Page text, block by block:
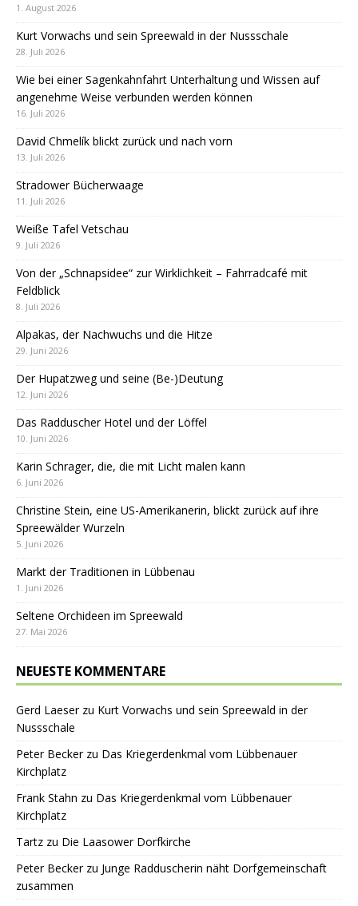
1. August 2026
Kurt Vorwachs und sein Spreewald in der Nussschale
28. Juli 2026
Wie bei einer Sagenkahnfahrt Unterhaltung und Wissen auf
angenehme Weise verbunden werden können
16. Juli 2026
David Chmelík blickt zurück und nach vorn
13. Juli 2026
Stradower Bücherwaage
11. Juli 2026
Weiße Tafel Vetschau
9. Juli 2026
Von der „Schnapsidee“ zur Wirklichkeit – Fahrradcafé mit
Feldblick
8. Juli 2026
Alpakas, der Nachwuchs und die Hitze
29. Juni 2026
Der Hupatzweg und seine (Be-)Deutung
12. Juni 2026
Das Radduscher Hotel und der Löffel
10. Juni 2026
Karin Schrager, die, die mit Licht malen kann
6. Juni 2026
Christine Stein, eine US-Amerikanerin, blickt zurück auf ihre
Spreewälder Wurzeln
5. Juni 2026
Markt der Traditionen in Lübbenau
1. Juni 2026
Seltene Orchideen im Spreewald
27. Mai 2026
NEUESTE KOMMENTARE
Gerd Laeserzu Kurt Vorwachs und sein Spreewald in der
Nussschale
Peter Beckerzu Das Kriegerdenkmal vom Lübbenauer
Kirchplatz
Frank Stahn zu Das Kriegerdenkmal vom Lübbenauer
Kirchplatz
Tartz zu Die Laasower Dorfkirche
Peter Beckerzu Junge Radduscherin näht Dorfgemeinschaft
zusammen